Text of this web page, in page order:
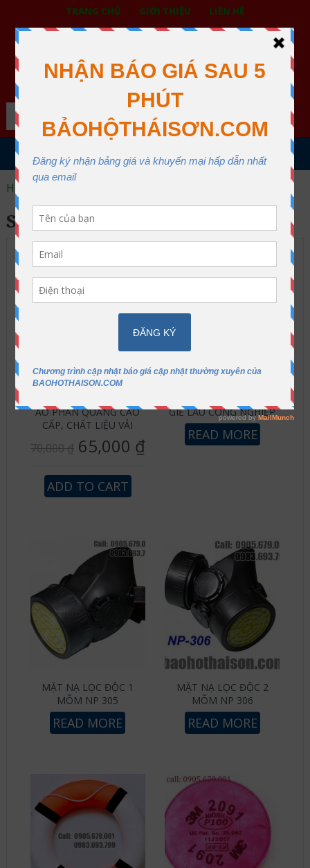
TRANG CHỦ GIỚI THIỆU LIÊN HỆ
BẢO HỘ LAO ĐỘNG THÁI SƠN
XƯỞNG MAY THÁI SƠN QUẬN 12
Search
MENU
Home
SẢN PHẨM KHÁC
SALE!
ÁO PHẢN QUANG CAO
CẤP, CHẤT LIỆU VẢI
70,000₫ 65,000 ₫
ADD TO CART
GIẺ LAU CÔNG NGHIỆP
READ MORE
MẶT NẠ LỌC ĐỘC 1
MÕM NP 305
READ MORE
MẶT NẠ LỌC ĐỘC 2
MÕM NP 306
READ MORE